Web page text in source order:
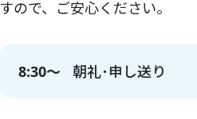
すので、ご安心ください。
8:30～ 朝礼･申し送り